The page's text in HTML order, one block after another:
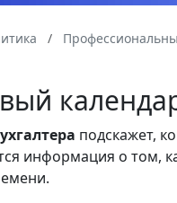
подскажет,
информация о том,